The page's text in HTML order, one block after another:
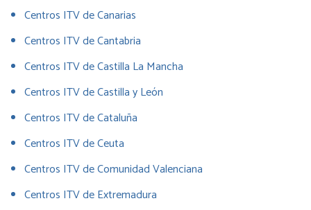
Centros ITV de Canarias
Centros ITV de Cantabria
Centros ITV de Castilla La Mancha
Centros ITV de Castilla y León
Centros ITV de Cataluña
Centros ITV de Ceuta
Centros ITV de Comunidad Valenciana
Centros ITV de Extremadura